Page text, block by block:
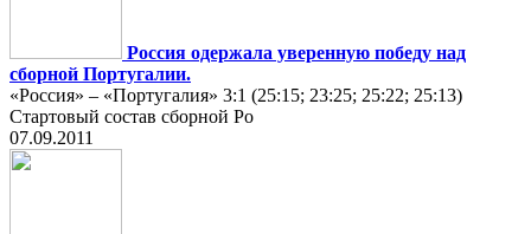
Россия одержала уверенную победу над
сборной Португалии.
«Россия» – «Португалия» 3:1 (25:15; 23:25; 25:22; 25:13)
Стартовый состав сборной Ро
07.09.2011